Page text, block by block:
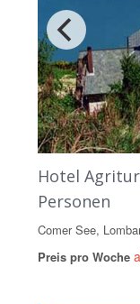
Hotel
Personen
Comer See,
Preis pro Woche